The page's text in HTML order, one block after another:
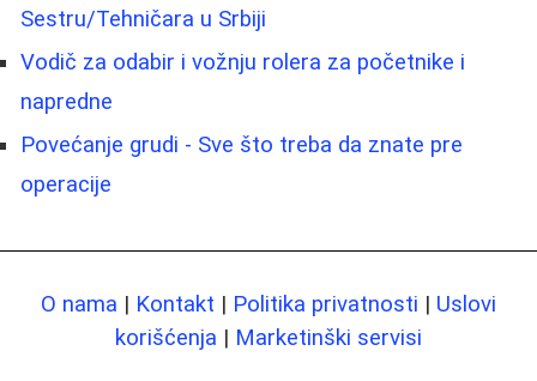
Sestru/Tehničara u Srbiji
Vodič za odabir i vožnju rolera za početnike i
napredne
Povećanje grudi - Sve što treba da znate pre
operacije
O nama | Kontakt | Politika privatnosti | Uslovi
korišćenja | Marketinški servisi